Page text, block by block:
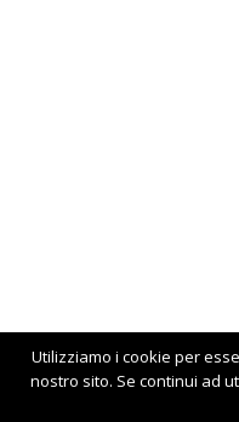
Utilizziamo i cookie per
nostro sito. Se continui ad